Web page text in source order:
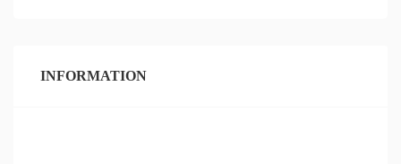
INFORMATION